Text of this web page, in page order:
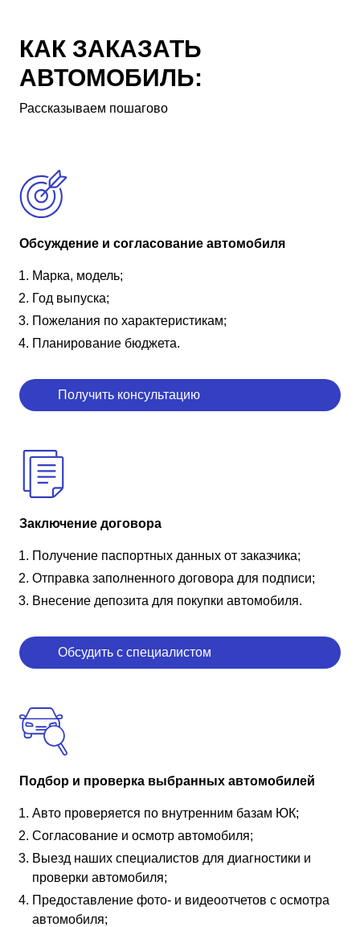
КАК ЗАКАЗАТЬ
АВТОМОБИЛЬ:
Рассказываем пошагово
Обсуждение и согласование автомобиля
Марка, модель;
Год выпуска;
Пожелания по характеристикам;
Планирование бюджета.
Получить консультацию
Заключение договора
Получение паспортных данных от заказчика;
Отправка заполненного договора для подписи;
Внесение депозита для покупки автомобиля.
Обсудить с специалистом
Подбор и проверка выбранных автомобилей
Авто проверяется по внутренним базам ЮК;
Согласование и осмотр автомобиля;
Выезд наших специалистов для диагностики и
проверки автомобиля;
Предоставление фото- и видеоотчетов с осмотра
автомобиля;